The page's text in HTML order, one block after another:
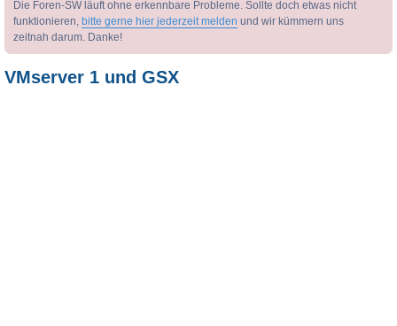
Die Foren-SW läuft ohne erkennbare Probleme. Sollte doch etwas nicht
funktionieren, bitte gerne hier jederzeit melden und wir kümmern uns
zeitnah darum. Danke!
VMserver 1 und GSX